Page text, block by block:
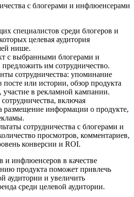
с блогерами и инфлюенсерами
специалистов среди блогеров и
целевая аудитория
нише.
с выбранными блогерами и
им сотрудничество.
сотрудничества: упоминание
посте или истории, обзор продукта
участие в рекламной кампании.
включая
размещение информации о продукте,
сотрудничества с блогерами и
просмотров, комментариев,
конверсии и ROI.
и инфлюенсеров в качестве
продукта поможет привлечь
аудитории и увеличить
среди целевой аудитории.